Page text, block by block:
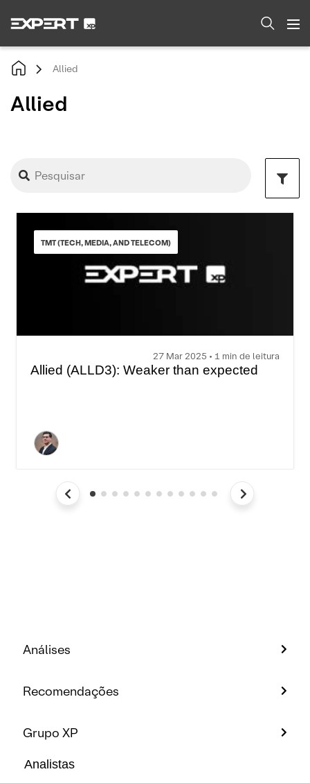
Allied
Allied
TMT (TECH, MEDIA, AND TELECOM)
27 Mar 2025 • 1 min de leitura
Allied (ALLD3): Weaker than expected
Análises
Recomendações
Grupo XP
Analistas